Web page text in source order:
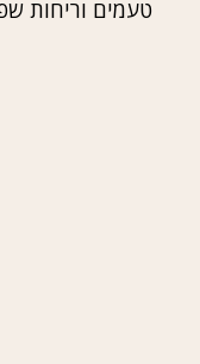
טעמים וריחות